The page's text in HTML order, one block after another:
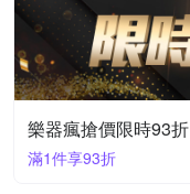
樂器瘋搶價限時93折
滿1件享93折